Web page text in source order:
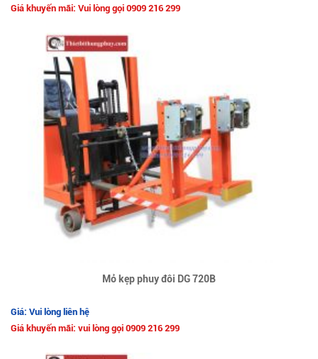
Giá khuyến mãi: Vui lòng gọi 0909 216 299
Mỏ kẹp phuy đôi DG 720B
Giá: Vui lòng liên hệ
Giá khuyến mãi: vui lòng gọi 0909 216 299